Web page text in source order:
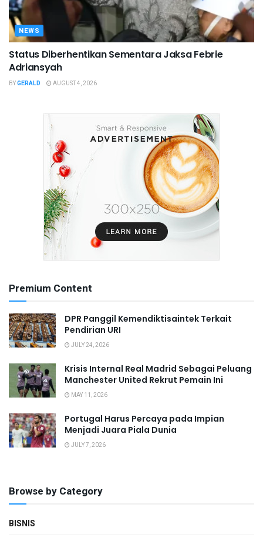
NEWS
Status Diberhentikan Sementara Jaksa Febrie
Adriansyah
BYGERALD AUGUST 4, 2026
Premium Content
DPR Panggil Kemendiktisaintek Terkait
Pendirian URI
JULY 24, 2026
Krisis Internal Real Madrid Sebagai Peluang
Manchester United Rekrut Pemain Ini
MAY 11, 2026
Portugal Harus Percaya pada Impian
Menjadi Juara Piala Dunia
JULY 7, 2026
Browse by Category
BISNIS